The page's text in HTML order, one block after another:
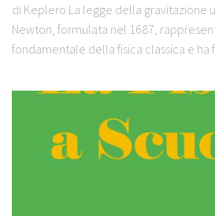
di Keplero La legge della gravitazione
Newton, formulata nel 1687,
fondamentale della fisica classica e ha